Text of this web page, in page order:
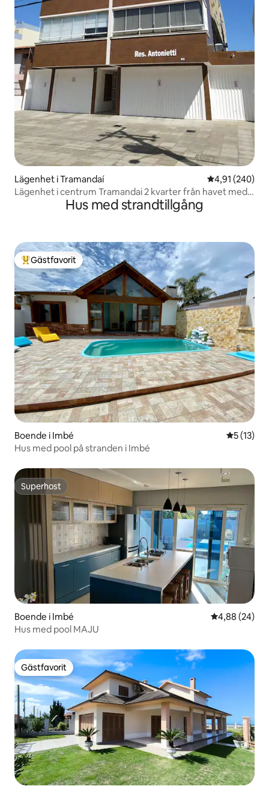
Lägenhet i Tramandaí 4,91 av 5 i
4,91 (240)
Lägenhet i centrum Tramandai 2 kvarter från havet med
Hus med strandtillgång
Populär gästfavorit
Gästfavorit
Boende i Imbé 5 av 5 i
5 (13)
Hus med pool på stranden i Imbé
Superhost
Superhost
Boende i Imbé 4,88 av 5 i
4,88 (24)
Hus med pool MAJU
Gästfavorit
Gästfavorit